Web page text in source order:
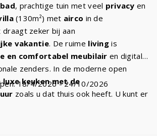
, prachtige tuin met veel privacy en
(130m²) met airco in de
draagt zeker bij aan
vakantie. De ruime livingis
en comfortabel meubilair en digitale
zenders. In de moderne open
luxe keuken met de
zoals u dat thuis ook heeft. U kunt er
18/4/2026 - 24/10/2026